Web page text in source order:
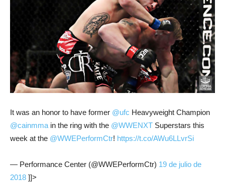
It was an honor to have former @ufc Heavyweight Champion
@cainmma in the ring with the @WWENXT Superstars this
week at the @WWEPerformCtr! https://t.co/AWu6LLvrSi
— Performance Center (@WWEPerformCtr) 19 de julio de
2018 ]]>